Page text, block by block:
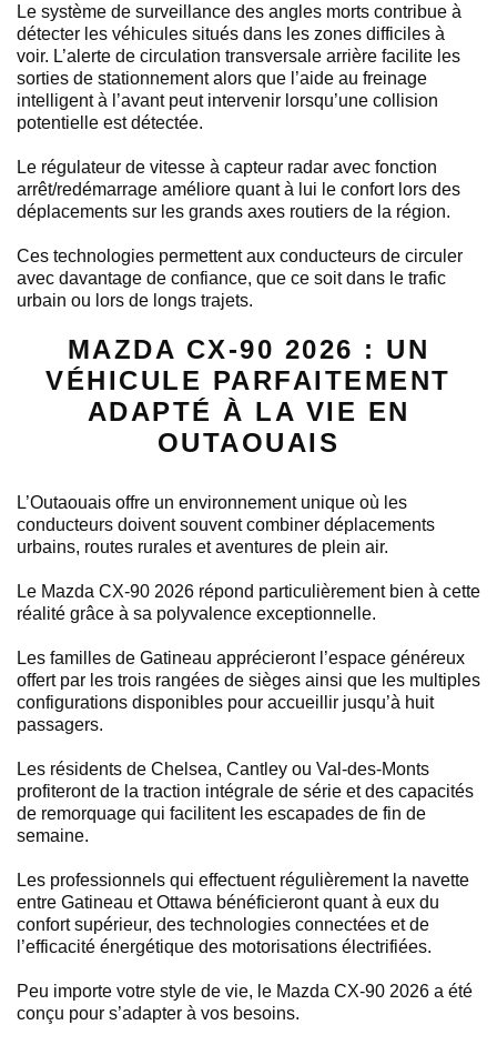
Le système de surveillance des angles morts contribue à
détecter les véhicules situés dans les zones difficiles à
voir. L’alerte de circulation transversale arrière facilite les
sorties de stationnement alors que l’aide au freinage
intelligent à l’avant peut intervenir lorsqu’une collision
potentielle est détectée.
Le régulateur de vitesse à capteur radar avec fonction
arrêt/redémarrage améliore quant à lui le confort lors des
déplacements sur les grands axes routiers de la région.
Ces technologies permettent aux conducteurs de circuler
avec davantage de confiance, que ce soit dans le trafic
urbain ou lors de longs trajets.
MAZDA CX-90 2026 : UN
VÉHICULE PARFAITEMENT
ADAPTÉ À LA VIE EN
OUTAOUAIS
L’Outaouais offre un environnement unique où les
conducteurs doivent souvent combiner déplacements
urbains, routes rurales et aventures de plein air.
Le Mazda CX-90 2026 répond particulièrement bien à cette
réalité grâce à sa polyvalence exceptionnelle.
Les familles de Gatineau apprécieront l’espace généreux
offert par les trois rangées de sièges ainsi que les multiples
configurations disponibles pour accueillir jusqu’à huit
passagers.
Les résidents de Chelsea, Cantley ou Val-des-Monts
profiteront de la traction intégrale de série et des capacités
de remorquage qui facilitent les escapades de fin de
semaine.
Les professionnels qui effectuent régulièrement la navette
entre Gatineau et Ottawa bénéficieront quant à eux du
confort supérieur, des technologies connectées et de
l’efficacité énergétique des motorisations électrifiées.
Peu importe votre style de vie, le Mazda CX-90 2026 a été
conçu pour s’adapter à vos besoins.